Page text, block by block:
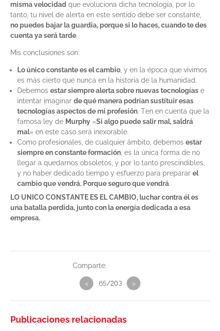
misma velocidad que evoluciona dicha tecnología, por lo
tanto, tu nivel de alerta en este sentido debe ser constante,
no puedes bajar la guardia, porque si lo haces, cuando te des
cuenta ya será tarde.
Mis conclusiones son:
Lo único constante es el cambio , y en la época que vivimos
es más cierto que nunca en la historia de la humanidad.
Debemos estar siempre alerta sobre nuevas tecnologías e
intentar imaginar de qué manera podrían sustituir esas
tecnologías aspectos de mi profesión. Ten en cuenta que la
famosa ley de Murphy «Si algo puede salir mal, saldrá
mal» en este caso será inexorable.
Como profesionales, de cualquier ámbito, debemos estar
siempre en constante formación , es la única forma de no
llegar a quedarnos obsoletos, y por lo tanto prescindibles,
y no haber dedicado tiempo y esfuerzo para preparar el
cambio que vendrá. Porque seguro que vendrá.
LO UNICO CONSTANTE ES EL CAMBIO, luchar contra él es
una batalla perdida, junto con la energía dedicada a esa
empresa.
Comparte:
< 65/203 >
Publicaciones relacionadas